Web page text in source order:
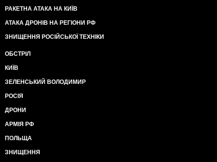
РАКЕТНА АТАКА НА КИЇВ
АТАКА ДРОНІВ НА РЕГІОНИ РФ
ЗНИЩЕННЯ РОСІЙСЬКОЇ ТЕХНІКИ
ОБСТРІЛ
КИЇВ
ЗЕЛЕНСЬКИЙ ВОЛОДИМИР
РОСІЯ
ДРОНИ
АРМІЯ РФ
ПОЛЬЩА
ЗНИЩЕННЯ